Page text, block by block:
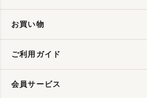
お買い物
ご利用ガイド
会員サービス